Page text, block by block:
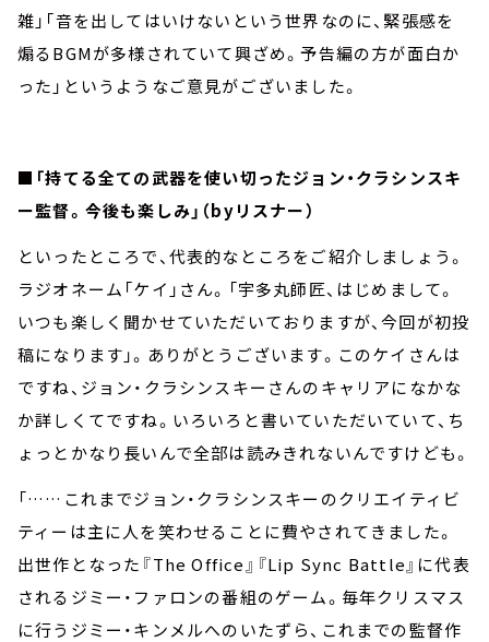
雑」「音を出してはいけないという世界なのに、緊張感を
煽るBGMが多様されていて興ざめ。予告編の方が面白か
った」というようなご意見がございました。
■「持てる全ての武器を使い切ったジョン・クラシンスキ
ー監督。今後も楽しみ」（byリスナー）
といったところで、代表的なところをご紹介しましょう。
ラジオネーム「ケイ」さん。「宇多丸師匠、はじめまして。
いつも楽しく聞かせていただいておりますが、今回が初投
稿になります」。ありがとうございます。このケイさんは
ですね、ジョン・クラシンスキーさんのキャリアになかな
か詳しくてですね。いろいろと書いていただいていて、ち
ょっとかなり長いんで全部は読みきれないんですけども。
「……これまでジョン・クラシンスキーのクリエイティビ
ティーは主に人を笑わせることに費やされてきました。
出世作となった『The Office』『Lip Sync Battle』に代表
されるジミー・ファロンの番組のゲーム。毎年クリスマス
に行うジミー・キンメルへのいたずら、これまでの監督作